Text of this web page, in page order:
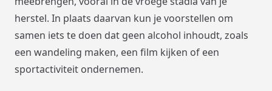
herstel. In plaats daarvan kun je voorstellen om
samen iets te doen dat geen alcohol inhoudt, zoals
een wandeling maken, een film kijken of een
sportactiviteit ondernemen.